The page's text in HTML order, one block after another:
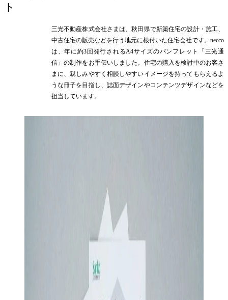
ト
三光不動産株式会社さまは、秋田県で新築住宅の設計・施工、
中古住宅の販売などを行う地元に根付いた住宅会社です。necco
は、年に約3回発行されるA4サイズのパンフレット「三光通
信」の制作をお手伝いしました。住宅の購入を検討中のお客さ
まに、親しみやすく相談しやすいイメージを持ってもらえるよ
うな冊子を目指し、誌面デザインやコンテンツデザインなどを
担当しています。